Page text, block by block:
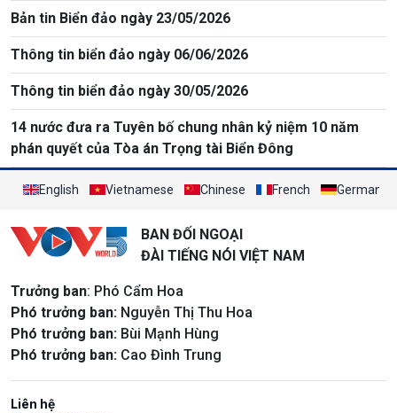
Bản tin Biển đảo ngày 23/05/2026
Thông tin biển đảo ngày 06/06/2026
Thông tin biển đảo ngày 30/05/2026
14 nước đưa ra Tuyên bố chung nhân kỷ niệm 10 năm
phán quyết của Tòa án Trọng tài Biển Đông
English Vietnamese Chinese French German
BAN ĐỐI NGOẠI
ĐÀI TIẾNG NÓI VIỆT NAM
Trưởng ban: Phó Cẩm Hoa
Phó trưởng ban: Nguyễn Thị Thu Hoa
Phó trưởng ban: Bùi Mạnh Hùng
Phó trưởng ban: Cao Đình Trung
Liên hệ